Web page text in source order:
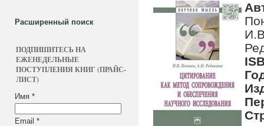
Расширенный поиск
ПОДПИШИТЕСЬ НА
ЕЖЕНЕДЕЛЬНЫЕ
ПОСТУПЛЕНИЯ КНИГ (ПРАЙС-
ЛИСТ)
Имя *
Email *